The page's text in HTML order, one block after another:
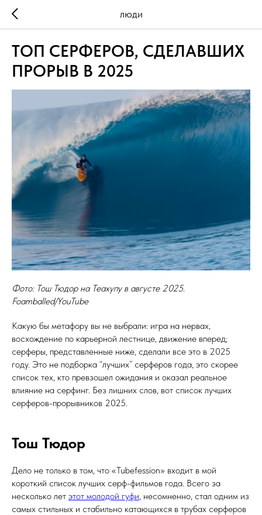
ЛЮДИ
ТОП СЕРФЕРОВ, СДЕЛАВШИХ
ПРОРЫВ В 2025
Фото: Тош Тюдор на Теахупу в августе 2025.
Foamballed/YouTube
Какую бы метафору вы не выбрали: игра на нервах,
восхождение по карьерной лестнице, движение вперед;
серферы, представленные ниже, сделали все это в 2025
году. Это не подборка “лучших” серферов года, это скорее
список тех, кто превзошел ожидания и оказал реальное
влияние на серфинг. Без лишних слов, вот список лучших
серферов-прорывников 2025.
Тош Тюдор
Дело не только в том, что «Tubefession» входит в мой
короткий список лучших серф-фильмов года. Всего за
несколько лет этот молодой гуфи, несомненно, стал одним из
самых стильных и стабильно катающихся в трубах серферов